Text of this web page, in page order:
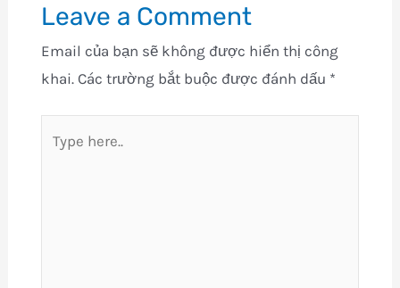
Leave a Comment
Email của bạn sẽ không được hiển thị công
khai. Các trường bắt buộc được đánh dấu *
here..